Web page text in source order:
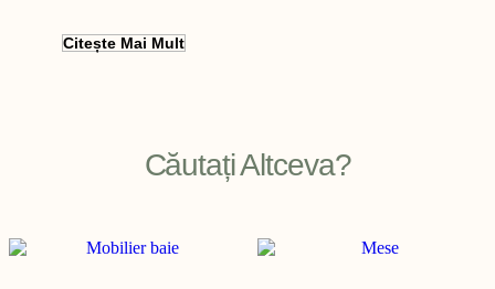
Citește Mai Mult
Căutați Altceva?